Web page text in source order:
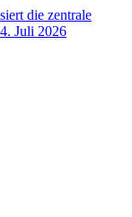
die zentrale
Juli 2026